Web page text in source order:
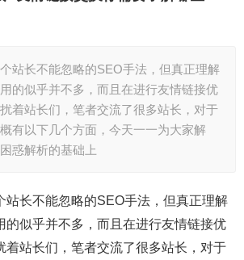
站长不能忽略的SEO手法，但真正理解
的似乎并不多，而且在进行友情链接优
着站长们，笔者交流了很多站长，对于
有以下几个方面，今天一一为大家解
惑解析的基础上
站长不能忽略的SEO手法，但真正理解
的似乎并不多，而且在进行友情链接优
着站长们，笔者交流了很多站长，对于